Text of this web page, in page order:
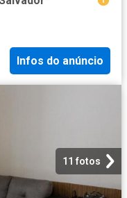
Infos do anúncio
11 fotos